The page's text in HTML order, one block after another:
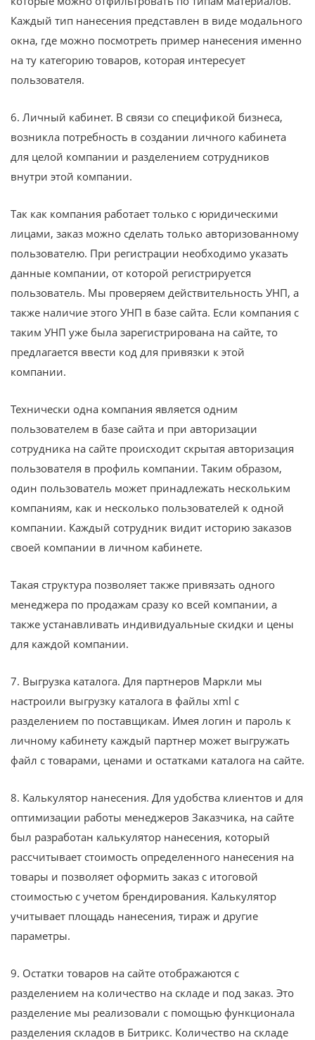
Каждый тип нанесения представлен в виде модального
окна, где можно посмотреть пример нанесения именно
на ту категорию товаров, которая интересует
пользователя.
6. Личный кабинет. В связи со спецификой бизнеса,
возникла потребность в создании личного кабинета
для целой компании и разделением сотрудников
внутри этой компании.
Так как компания работает только с юридическими
лицами, заказ можно сделать только авторизованному
пользователю. При регистрации необходимо указать
данные компании, от которой регистрируется
пользователь. Мы проверяем действительность УНП, а
также наличие этого УНП в базе сайта. Если компания с
таким УНП уже была зарегистрирована на сайте, то
предлагается ввести код для привязки к этой
компании.
Технически одна компания является одним
пользователем в базе сайта и при авторизации
сотрудника на сайте происходит скрытая авторизация
пользователя в профиль компании. Таким образом,
один пользователь может принадлежать нескольким
компаниям, как и несколько пользователей к одной
компании. Каждый сотрудник видит историю заказов
своей компании в личном кабинете.
Такая структура позволяет также привязать одного
менеджера по продажам сразу ко всей компании, а
также устанавливать индивидуальные скидки и цены
для каждой компании.
7. Выгрузка каталога. Для партнеров Маркли мы
настроили выгрузку каталога в файлы xml с
разделением по поставщикам. Имея логин и пароль к
личному кабинету каждый партнер может выгружать
файл с товарами, ценами и остатками каталога на сайте.
8. Калькулятор нанесения. Для удобства клиентов и для
оптимизации работы менеджеров Заказчика, на сайте
был разработан калькулятор нанесения, который
рассчитывает стоимость определенного нанесения на
товары и позволяет оформить заказ с итоговой
стоимостью с учетом брендирования. Калькулятор
учитывает площадь нанесения, тираж и другие
параметры.
9. Остатки товаров на сайте отображаются с
разделением на количество на складе и под заказ. Это
разделение мы реализовали с помощью функционала
разделения складов в Битрикс. Количество на складе